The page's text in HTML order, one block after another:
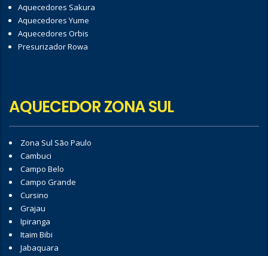
Aquecedores Sakura
Aquecedores Yume
Aquecedores Orbis
Presurizador Rowa
AQUECEDOR ZONA SUL
Zona Sul São Paulo
Cambuci
Campo Belo
Campo Grande
Cursino
Grajau
Ipiranga
Itaim Bibi
Jabaquara